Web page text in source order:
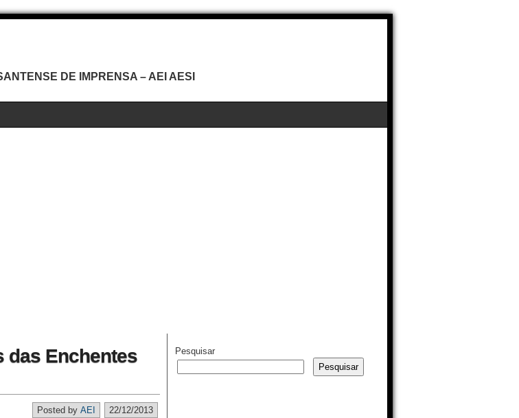
DE IMPRENSA – AEI AESI
das Enchentes
22/12/2013
Posted by AEI
Pesquisar
Pesquisar